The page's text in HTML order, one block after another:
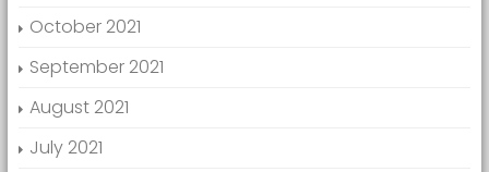
October 2021
September 2021
August 2021
July 2021